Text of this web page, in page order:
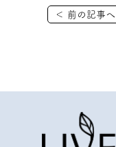
＜ 前の記事へ